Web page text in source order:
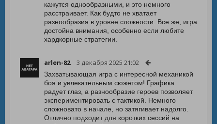
кажутся однообразными, и это немного
расстраивает. Как будто не хватает
разнообразия в уровне сложности. Все же, игра
достойна внимания, особенно если любите
хардкорные стратегии.
arlen-82 3 декабря 2025 21:02
Захватывающая игра с интересной механикой
боя и увлекательным сюжетом! Графика
радует глаз, а разнообразие героев позволяет
экспериментировать с тактикой. Немного
сложновато в начале, но затягивает надолго.
Отлично подходит для коротких сессий на